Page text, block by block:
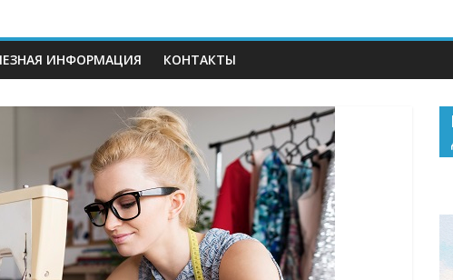
ИНФОРМАЦИЯ КОНТАКТЫ